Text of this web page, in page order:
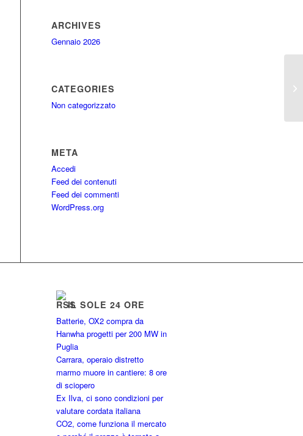
ARCHIVES
Gennaio 2026
CATEGORIES
Non categorizzato
META
Accedi
Feed dei contenuti
Feed dei commenti
WordPress.org
IL SOLE 24 ORE
Batterie, OX2 compra da
Hanwha progetti per 200 MW in
Puglia
Carrara, operaio distretto
marmo muore in cantiere: 8 ore
di sciopero
Ex Ilva, ci sono condizioni per
valutare cordata italiana
CO2, come funziona il mercato